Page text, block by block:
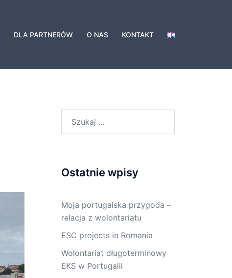
DLA PARTNERÓW O NAS KONTAKT
Ostatnie wpisy
Moja portugalska przygoda –
relacja z wolontariatu
ESC projects in Romania
Wolontariat długoterminowy
EKS w Portugalii